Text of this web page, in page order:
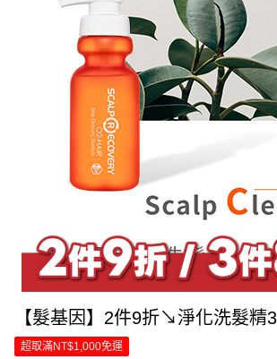
【髮基因】2件9折↘淨化洗髮精
超取滿NT$1,000免運